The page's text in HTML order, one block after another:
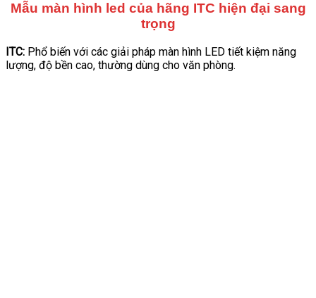
Mẫu màn hình led của hãng ITC hiện đại sang
trọng
ITC: Phổ biến với các giải pháp màn hình LED tiết kiệm năng
lượng, độ bền cao, thường dùng cho văn phòng.